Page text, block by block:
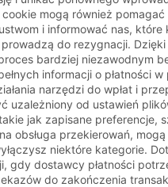
mogą również pomagać
i informować nas, które
prowadzą do rezygnacji. Dzięki
bardziej niezawodnym
informacji o płatności w
narzędzi do wpłat i
uzależniony od ustawień
jak zapisane preferencje,
obsługa przekierowań, mogą
niektóre kategorie.
gdy dostawcy płatności
do zakończenia